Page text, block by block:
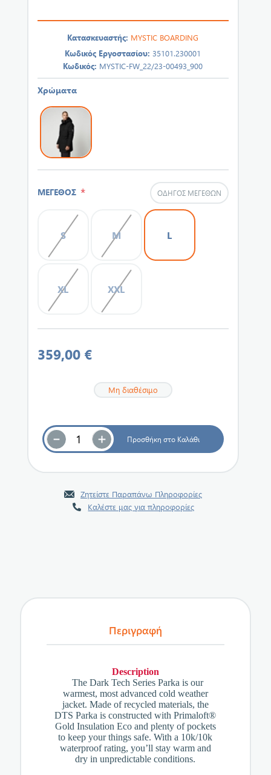
Κατασκευαστής: MYSTIC BOARDING
Κωδικός Εργοστασίου: 35101.230001
Κωδικός: MYSTIC-FW_22/23-00493_900
Χρώματα
ΜΕΓΕΘΟΣ * ΟΔΗΓΌΣ ΜΕΓΕΘΏΝ
S M L
XL XXL
359,00 €
Μη διαθέσιμο
Ζητείστε Παραπάνω Πληροφορίες
Καλέστε μας για πληροφορίες
Περιγραφή
Description
The Dark Tech Series Parka is our
warmest, most advanced cold weather
jacket. Made of recycled materials, the
DTS Parka is constructed with Primaloft®
Gold Insulation Eco and plenty of pockets
to keep your things safe. With a 10k/10k
waterproof rating, you’ll stay warm and
dry in unpredictable conditions.